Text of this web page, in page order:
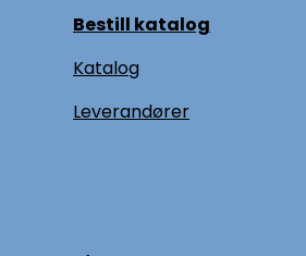
Bestill katalog
Katalog
Leverandører